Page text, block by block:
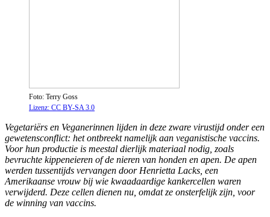
Foto: Terry Goss
Lizenz: CC BY-SA 3.0
Vegetariërs en Veganerinnen lijden in deze zware virustijd onder een
gewetensconflict: het ontbreekt namelijk aan veganistische vaccins.
Voor hun productie is meestal dierlijk materiaal nodig, zoals
bevruchte kippeneieren of de nieren van honden en apen. De apen
werden tussentijds vervangen door Henrietta Lacks, een
Amerikaanse vrouw bij wie kwaadaardige kankercellen waren
verwijderd. Deze cellen dienen nu, omdat ze onsterfelijk zijn, voor
de winning van vaccins.